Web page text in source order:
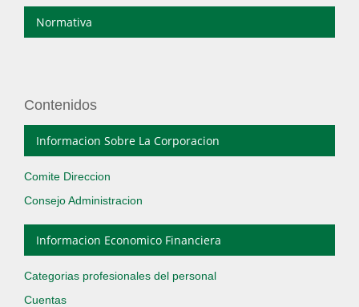
Normativa
Contenidos
Informacion Sobre La Corporacion
Comite Direccion
Consejo Administracion
Informacion Economico Financiera
Categorias profesionales del personal
Cuentas